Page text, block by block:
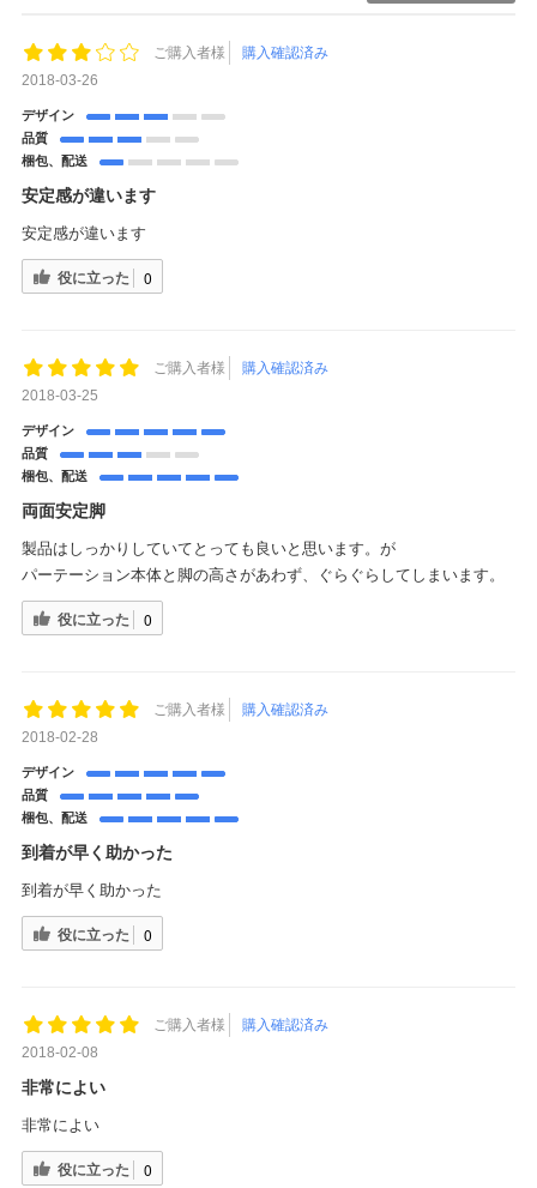
ご購入者様
購入確認済み
2018-03-26
デザイン
品質
梱包、配送
安定感が違います
安定感が違います
役に立った 0
ご購入者様
購入確認済み
2018-03-25
デザイン
品質
梱包、配送
両面安定脚
製品はしっかりしていてとっても良いと思います。が
パーテーション本体と脚の高さがあわず、ぐらぐらしてしまいます。
役に立った 0
ご購入者様
購入確認済み
2018-02-28
デザイン
品質
梱包、配送
到着が早く助かった
到着が早く助かった
役に立った 0
ご購入者様
購入確認済み
2018-02-08
非常によい
非常によい
役に立った 0